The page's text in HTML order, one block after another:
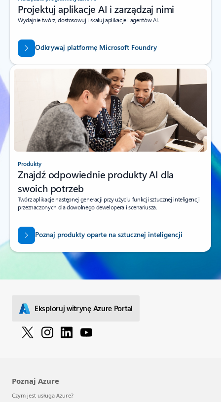
Projektuj aplikacje AI i zarządzaj nimi
Wydajnie twórz, dostosowuj i skaluj aplikacje i agentów AI.
Odkrywaj platformę Microsoft Foundry
Produkty
Znajdź odpowiednie produkty AI dla
swoich potrzeb
Twórz aplikacje następnej generacji przy użyciu funkcji sztucznej inteligencji
przeznaczonych dla dowolnego dewelopera i scenariusza.
Poznaj produkty oparte na sztucznej inteligencji
Eksploruj witrynę Azure Portal
Poznaj Azure
Czym jest usługa Azure?